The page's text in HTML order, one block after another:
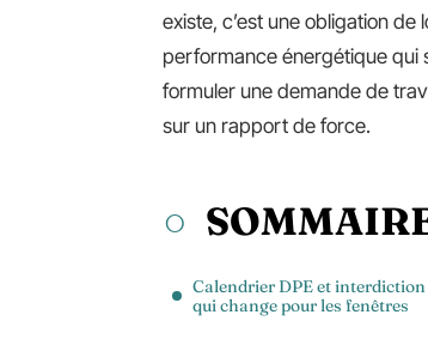
existe, c’est une obligation de
performance énergétique qui
formuler une demande de
sur un rapport de force.
Calendrier DPE et interdiction
qui change pour les fenêtres